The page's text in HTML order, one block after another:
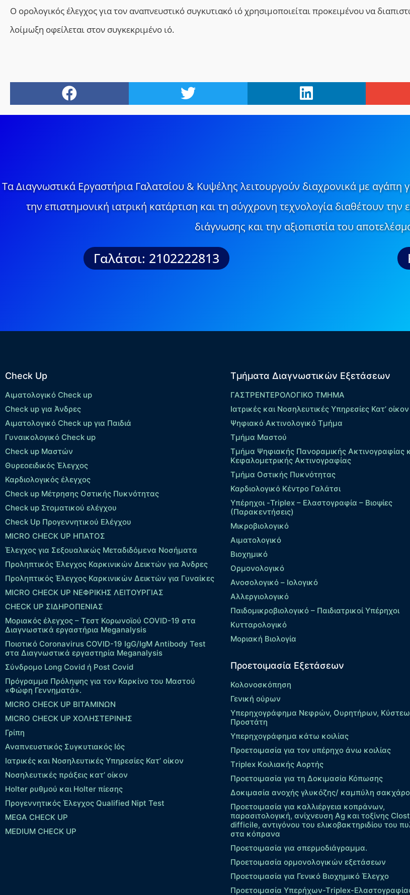
Ο ορολογικός έλεγχος για τον αναπνευστικό συγκυτιακό ιό χρησιμοποιείται προκειμένου να
λοίμωξη οφείλεται στον συγκεκριμένο ιό.
Τα Διαγνωστικά Εργαστήρια Γαλατσίου & Κυψέλης λειτουργούν διαχρονικά με αγάπη
την επιστημονική ιατρική κατάρτιση και τη σύγχρονη τεχνολογία διαθέτουν την
διάγνωσης και την αξιοπιστία του
Γαλάτσι: 2102222813
Check Up
Αιματολογικό Check up
Check up για Άνδρες
Αιματολογικό Check up για Παιδιά
Γυναικολογικό Check up
Check up Μαστών
Θυρεοειδικός Έλεγχος
Καρδιολογικός έλεγχος
Check up Mέτρησης Οστικής Πυκνότητας
Check up Στοματικού ελέγχου
Check Up Προγεννητικού Ελέγχου
MICRO CHECK UP HΠΑΤΟΣ
Έλεγχος για Σεξουαλικώς Μεταδιδόμενα Νοσήματα
Προληπτικός Έλεγχος Καρκινικών Δεικτών για Άνδρες
Προληπτικός Έλεγχος Καρκινικών Δεικτών για Γυναίκες
MICRO CHECK UP ΝΕΦΡΙΚΗΣ ΛΕΙΤΟΥΡΓΙΑΣ
CHECK UP ΣΙΔΗΡΟΠΕΝΙΑΣ
Μοριακός έλεγχος – Τεστ Κορωνοϊού COVID-19 στα
Διαγνωστικά εργαστήρια Meganalysis
Ποιοτικό Coronavirus COVID-19 IgG/IgM Antibody Test
στα Διαγνωστικά εργαστηρία Meganalysis
Σύνδρομο Long Covid ή Post Covid
Πρόγραμμα Πρόληψης για τον Καρκίνο του Μαστού
«Φώφη Γεννηματά».
MICRO CHECK UP ΒΙΤΑΜΙΝΩΝ
MICRO CHECK UP ΧΟΛΗΣΤΕΡΙΝΗΣ
Γρίπη
Αναπνευστικός Συγκυτιακός Ιός
Ιατρικές και Νοσηλευτικές Υπηρεσίες Κατ’ οίκον
Νοσηλευτικές πράξεις κατ’ οίκον
Holter ρυθμού και Holter πίεσης
Προγεννητικός Έλεγχος Qualified Nipt Test
MEGA CHECK UP
MEDIUM CHECK UP
Τμήματα Διαγνωστικών Εξετάσεων
ΓΑΣΤΡΕΝΤΕΡΟΛΟΓΙΚΟ ΤΜΗΜΑ
Ιατρικές και Νοσηλευτικές Υπηρεσίες Κατ’ οίκον
Ψηφιακό Ακτινολογικό Τμήμα
Τμήμα Μαστού
Τμήμα Ψηφιακής Πανοραμικής Ακτινογραφίας
Κεφαλομετρικής Ακτινογραφίας
Τμήμα Οστικής Πυκνότητας
Καρδιολογικό Κέντρο Γαλάτσι
Υπέρηχοι -Triplex – Eλαστογραφία – Βιοψίες
(Παρακεντήσεις)
Μικροβιολογικό
Αιματολογικό
Βιοχημικό
Ορμονολογικό
Ανοσολογικό – Ιολογικό
Αλλεργιολογικό
Παιδομικροβιολογικό – Παιδιατρικοί Υπέρηχοι
Κυτταρολογικό
Μοριακή Βιολογία
Προετοιμασία Εξετάσεων
Κολονοσκόπηση
Γενική ούρων
Υπερηχογράφημα Νεφρών, Ουρητήρων,
Προστάτη
Υπερηχογράφημα κάτω κοιλίας
Προετοιμασία για τον υπέρηχο άνω κοιλίας
Τriplex Kοιλιακής Αορτής
Προετοιμασία για τη Δοκιμασία Κόπωσης
Δοκιμασία ανοχής γλυκόζης/ καμπύλη
Προετοιμασία για καλλιέργεια κοπράνων,
παρασιτολογική, ανίχνευση Ag και τοξίνης
difficile, αντιγόνου του ελικοβακτηριδίου του
στα κόπρανα
Προετοιμασία για σπερμοδιάγραμμα.
Προετοιμασία ορμονολογικών εξετάσεων
Προετοιμασία για Γενικό Βιοχημικό Έλεγχο
Προετοιμασία Υπερήχων-Τriplex-